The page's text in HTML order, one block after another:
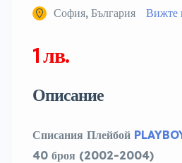
София, България Вижте
1 лв.
Описание
Списания Плейбой
40 броя (2002-2004)